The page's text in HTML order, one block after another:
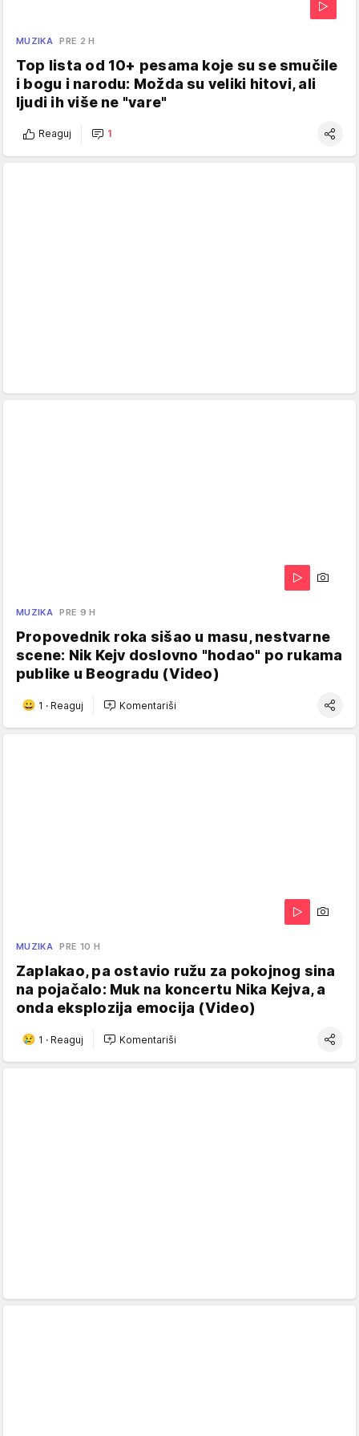
MUZIKA PRE 2 H
Top lista od 10+ pesama koje su se smučile
i bogu i narodu: Možda su veliki hitovi, ali
ljudi ih više ne "vare"
Reaguj 1
MUZIKA PRE 9 H
Propovednik roka sišao u masu, nestvarne
scene: Nik Kejv doslovno "hodao" po rukama
publike u Beogradu (Video)
1 · Reaguj Komentariši
MUZIKA PRE 10 H
Zaplakao, pa ostavio ružu za pokojnog sina
na pojačalo: Muk na koncertu Nika Kejva, a
onda eksplozija emocija (Video)
1 · Reaguj Komentariši